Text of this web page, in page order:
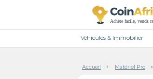
Véhicules & Immobilier
Accueil Matériel Pro